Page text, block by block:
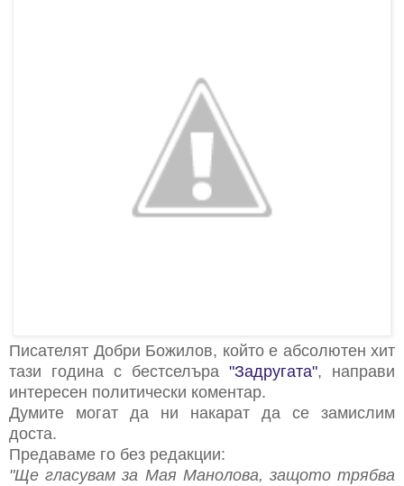
Писателят Добри Божилов, който е абсолютен хит
тази година с бестселъра "Задругата", направи
интересен политически коментар.
Думите могат да ни накарат да се замислим
доста.
Предаваме го без редакции:
"Ще гласувам за Мая Манолова, защото трябва